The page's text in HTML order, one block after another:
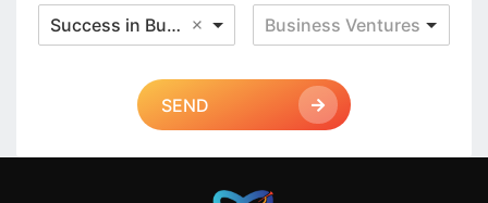
Success in Business Business Ventures
SEND